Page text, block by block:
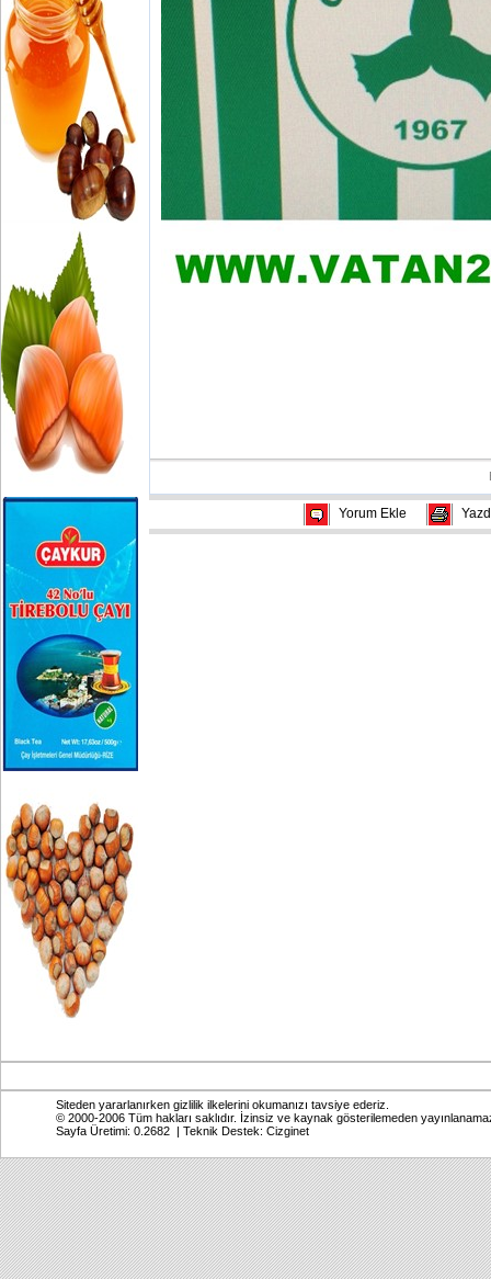
Yorum Ekle
Siteden yararlanırken gizlilik ilkelerini okumanızı tavsiye ederiz.
© 2000-2006 Tüm hakları saklıdır. İzinsiz ve kaynak gösterilemeden
Sayfa Üretimi: 0.2682 | Teknik Destek: Cizginet